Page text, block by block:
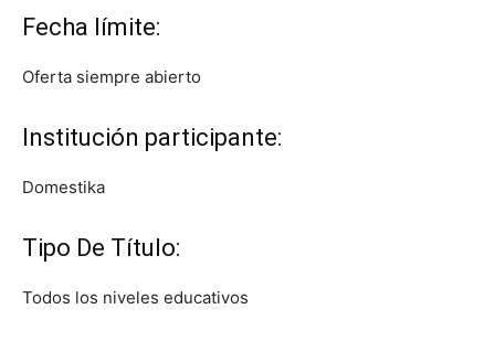
Fecha límite:
Oferta siempre abierto
Institución participante:
Domestika
Tipo De Título:
Todos los niveles educativos